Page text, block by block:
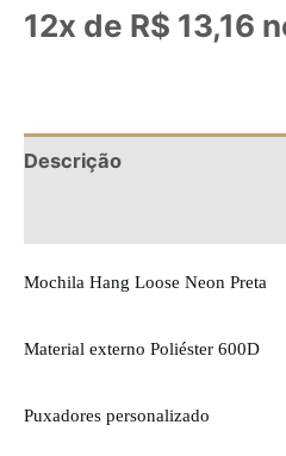
12x de R$ 13,16
Descrição
Mochila Hang Loose Neon Preta
Material externo Poliéster 600D
Puxadores personalizado